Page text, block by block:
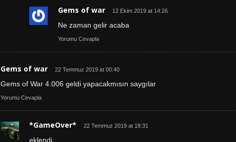
Gems of war 12 Ekim 2019 at 14:26
Ne zaman gelir acaba
Yorumu Cevapla
Gems of war 22 Temmuz 2019 at 00:40
Gems of War 4.006 geldi yapacakmısın saygılar
Yorumu Cevapla
*GameOver* 22 Temmuz 2019 at 18:31
eklendi.